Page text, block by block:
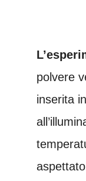
polvere
inserita
aspettato